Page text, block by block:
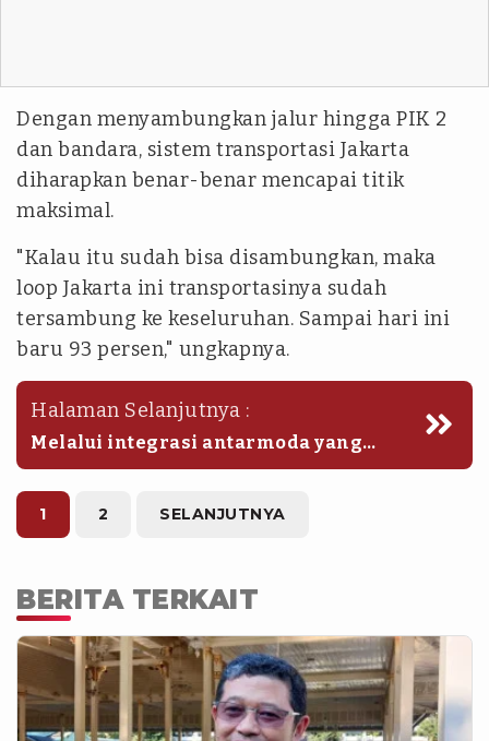
Dengan menyambungkan jalur hingga PIK 2
dan bandara, sistem transportasi Jakarta
diharapkan benar-benar mencapai titik
maksimal.
"Kalau itu sudah bisa disambungkan, maka
loop Jakarta ini transportasinya sudah
tersambung ke keseluruhan. Sampai hari ini
baru 93 persen," ungkapnya.
Halaman Selanjutnya :
Melalui integrasi antarmoda yang
semakin luas, Pemprov DKI optimistis
minat warga untuk beralih ke
transportasi umum akan meningkat
tajam.
1 2 SELANJUTNYA
BERITA TERKAIT